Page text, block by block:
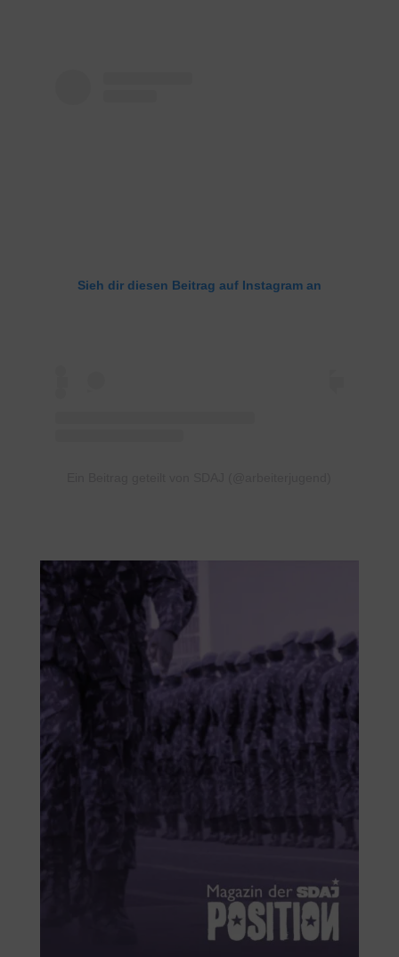
Sieh dir diesen Beitrag auf Instagram an